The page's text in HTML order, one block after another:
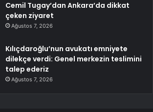
Cemil Tugay’dan Ankara’da dikkat
çeken ziyaret
Ağustos 7, 2026
Kılıçdaroğlu’nun avukatı emniyete
dilekçe verdi: Genel merkezin teslimini
talep ederiz
Ağustos 7, 2026